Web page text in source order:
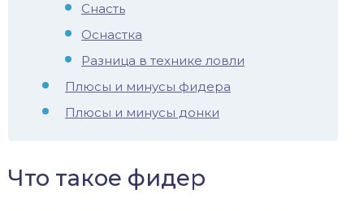
Снасть
Оснастка
Разница в технике ловли
Плюсы и минусы фидера
Плюсы и минусы донки
Что такое фидер